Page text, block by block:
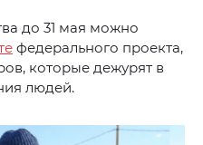
до 31 мая можно
федерального проекта,
которые дежурят в
людей.